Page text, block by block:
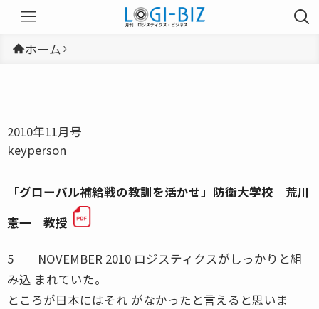
ホーム
2010年11月号
keyperson
「グローバル補給戦の教訓を活かせ」防衛大学校 荒川
憲一 教授
5 NOVEMBER 2010 ロジスティクスがしっかりと組
み込 まれていた。
ところが日本にはそれ がなかったと言えると思いま